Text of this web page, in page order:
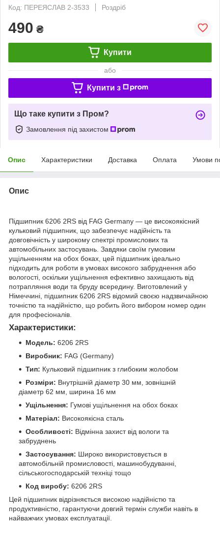
Код: ПЕРЕЯСЛАВ 2-3533
Роздріб
490 ₴
Купити
або
Купити з
Що таке купити з Пром?
Замовлення під захистом
Опис Характеристики Доставка Оплата Умови
Опис
Підшипник 6206 2RS від FAG Germany — це високоякісний
кульковий підшипник, що забезпечує надійність та
довговічність у широкому спектрі промислових та
автомобільних застосувань. Завдяки своїм гумовим
ущільненням на обох боках, цей підшипник ідеально
підходить для роботи в умовах високого забруднення або
вологості, оскільки ущільнення ефективно захищають від
потрапляння води та бруду всередину. Виготовлений у
Німеччині, підшипник 6206 2RS відомий своєю надзвичайною
точністю та надійністю, що робить його вибором номер один
для професіоналів.
Характеристики:
Модель: 6206 2RS
Виробник: FAG (Germany)
Тип: Кульковий підшипник з глибоким жолобом
Розміри: Внутрішній діаметр 30 мм, зовнішній
діаметр 62 мм, ширина 16 мм
Ущільнення: Гумові ущільнення на обох боках
Матеріал: Високоякісна сталь
Особливості: Відмінна захист від вологи та
забруднень
Застосування: Широко використовується в
автомобільній промисловості, машинобудуванні,
сільськогосподарській техніці тощо
Код виробу: 6206 2RS
Цей підшипник відрізняється високою надійністю та
продуктивністю, гарантуючи довгий термін служби навіть в
найважчих умовах експлуатації.